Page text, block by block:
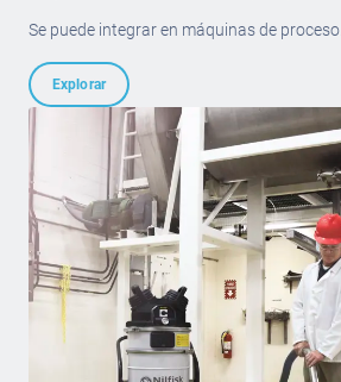
Se puede integrar en máquinas de proceso.
Explorar